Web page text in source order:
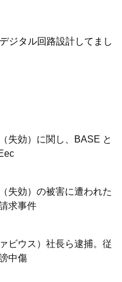
ジタル回路設計してまし
失効）に関し、BASE と
失効）の被害に遭われた
求事件
ビウス）社長ら逮捕。従
中傷